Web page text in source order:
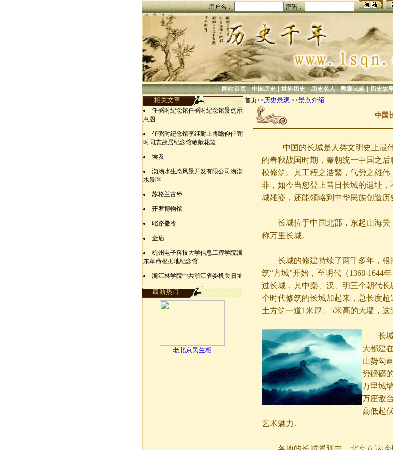
用户名： 密码：
|网站首页|中国历史|世界历史|历史名人|教案试题|历史故
相关文章
首页>>历史景观>>景点介绍
任弼时纪念馆任弼时纪念馆景点示
意图
任弼时纪念馆李继耐上将瞻仰任弼
时同志故居纪念馆敬献花篮
埃及
沕沕水生态风景开发有限公司沕沕
水景区
苏格兰古堡
开罗博物馆
耶路撒冷
金庙
杭州电子科技大学信息工程学院浙
东革命根据地纪念馆
浙江林学院中共浙江省委机关旧址
最新热门
老北京民生相
中国
中国的长城是人类文明史上最伟
的春秋战国时期，秦朝统一中国之
模修筑。其工程之浩繁，气势之雄
非，如今当您登上昔日长城的遗址
城雄姿，还能领略到中华民族创造历
长城位于中国北部，东起山海关
称万里长城。
长城的修建持续了两千多年，根
筑“方城”开始，至明代（1368-1644
过长城，其中秦、汉、明三个朝代
个时代修筑的长城加起来，总长度
土方筑一道1米厚、5米高的大墙，这
长城的
大都建
山势勾
势磅礴
万里城
万座敌
高低起
艺术魅力。